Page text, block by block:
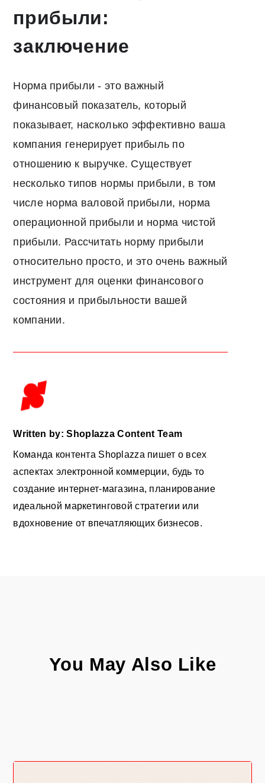
прибыли:
заключение
Норма прибыли - это важный
финансовый показатель, который
показывает, насколько эффективно ваша
компания генерирует прибыль по
отношению к выручке. Существует
несколько типов нормы прибыли, в том
числе норма валовой прибыли, норма
операционной прибыли и норма чистой
прибыли. Рассчитать норму прибыли
относительно просто, и это очень важный
инструмент для оценки финансового
состояния и прибыльности вашей
компании.
Written by: Shoplazza Content Team
Команда контента Shoplazza пишет о всех
аспектах электронной коммерции, будь то
создание интернет-магазина, планирование
идеальной маркетинговой стратегии или
вдохновение от впечатляющих бизнесов.
You May Also Like